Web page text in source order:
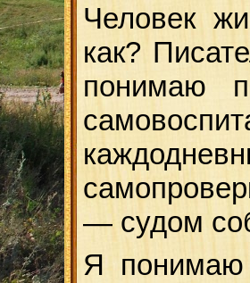
Человек
как?
понимаю
— судом
Я понимаю